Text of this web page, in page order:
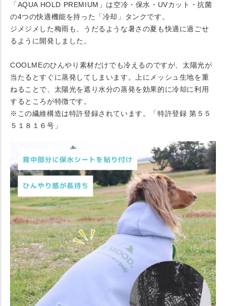
「AQUA HOLD PREMIUM」は空冷・保水・UVカット・抗菌
の4つの快適機能を持った「冷却」タンクです。
ジメジメした梅雨も、うだるような暑さの夏も快適に過ごせ
るように開発しました。
COOLMEのひんやり素材だけでも冷えるのですが、太陽光が
当たるとすぐに蒸発してしまいます。上にメッシュ生地を重
ねることで、太陽光を遮り水分の蒸発を効果的に冷却に利用
するところが特徴です。
※この繊維構造は特許登録されています。「特許登録 第５５
５１８１６号」